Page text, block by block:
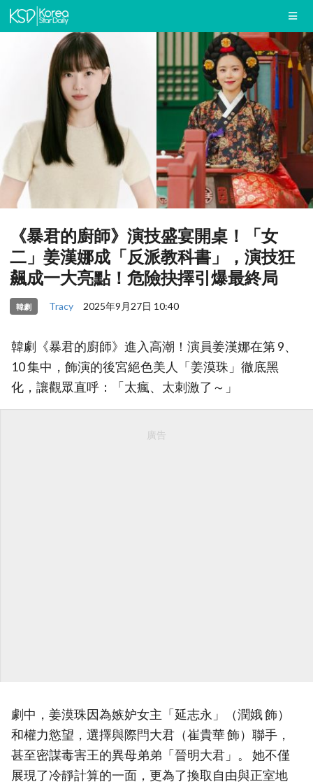
《暴君的廚師》演技盛宴開桌！「女
二」姜漢娜成「反派教科書」，演技狂
飆成一大亮點！危險抉擇引爆最終局
韓劇 Tracy 2025年9月27日 10:40
韓劇《暴君的廚師》進入高潮！演員姜漢娜在第 9、
10 集中，飾演的後宮絕色美人「姜漠珠」徹底黑
化，讓觀眾直呼：「太瘋、太刺激了～」
廣告
劇中，姜漠珠因為嫉妒女主「延志永」（潤娥 飾）
和權力慾望，選擇與際閂大君（崔貴華 飾）聯手，
甚至密謀毒害王的異母弟弟「晉明大君」。 她不僅
展現了冷靜計算的一面，更為了換取自由與正室地